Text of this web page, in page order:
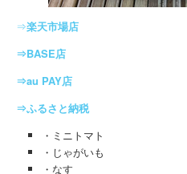
⇒楽天市場店
⇒BASE店
⇒au PAY店
⇒ふるさと納税
・ミニトマト
・じゃがいも
・なす